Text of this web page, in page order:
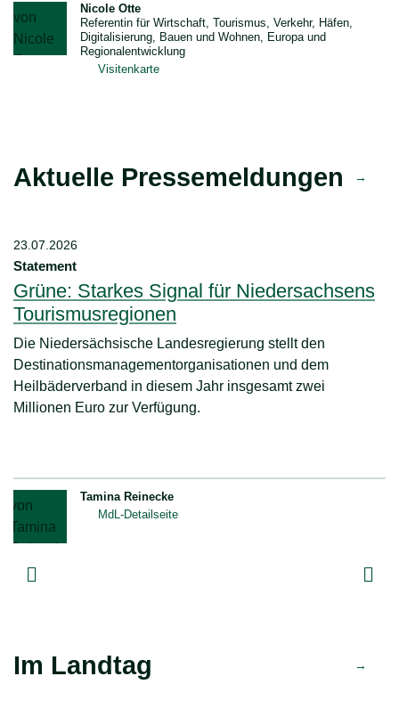
Nicole Otte
Referentin für Wirtschaft, Tourismus, Verkehr, Häfen,
Digitalisierung, Bauen und Wohnen, Europa und
Regionalentwicklung
Visitenkarte
Aktuelle Pressemeldungen
23.07.2026
Statement
Grüne: Starkes Signal für Niedersachsens
Tourismusregionen
Die Niedersächsische Landesregierung stellt den
Destinationsmanagementorganisationen und dem
Heilbäderverband in diesem Jahr insgesamt zwei
Millionen Euro zur Verfügung.
Tamina Reinecke
MdL-Detailseite
Im Landtag